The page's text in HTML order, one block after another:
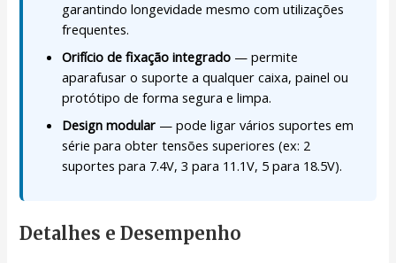
garantindo longevidade mesmo com utilizações
frequentes.
Orifício de fixação integrado — permite
aparafusar o suporte a qualquer caixa, painel ou
protótipo de forma segura e limpa.
Design modular — pode ligar vários suportes em
série para obter tensões superiores (ex: 2
suportes para 7.4V, 3 para 11.1V, 5 para 18.5V).
Detalhes e Desempenho